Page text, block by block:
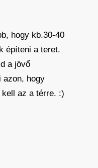
hogy kb.30-40
építeni a teret.
a jövő
azon, hogy
az a térre. :)